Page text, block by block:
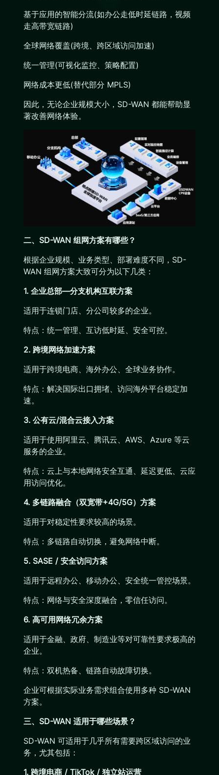
基于应用的智能分流(如办公走低时延链路，视频
走高带宽链路)
全球网络覆盖(跨境、跨区域访问加速)
统一管理(可视化监控、策略配置)
网络成本更低(替代部分 MPLS)
因此，无论企业规模大小，SD-WAN 都能帮助显
著改善网络体验。
二、SD-WAN 组网方案有哪些？
根据企业规模、业务类型、部署难度不同，SD-
WAN 组网方案大致可分为以下几类：
1. 企业总部—分支机构互联方案
适⽤于连锁⻔店、分公司较多的企业。
特点：统一管理、互访低时延、安全可控。
2. 跨境网络加速方案
适用于跨境电商、海外办公、全球业务协作。
特点：解决国际出口拥堵、访问海外平台稳定加
速。
3. 公有云/混合云接入方案
适用于使用阿里云、腾讯云、AWS、Azure 等云
服务的企业。
特点：云上与本地网络安全互通、延迟更低、云应
用访问优化。
4. 多链路融合（双宽带+4G/5G）方案
适用于对稳定性要求较高的场景。
特点：多链路自动切换，避免网络中断。
5. SASE / 安全访问方案
适用于远程办公、移动办公、安全统一管控场景。
特点：网络与安全深度融合，零信任访问。
6. 高可用网络冗余方案
适用于金融、政府、制造业等对可靠性要求极高的
企业。
特点：双机热备、链路自动故障切换。
企业可根据实际业务需求组合使用多种 SD-WAN
方案。
三、SD-WAN 适用于哪些场景？
SD-WAN 可适用于几乎所有需要跨区域访问的业
务，尤其包括：
1. 跨境电商 / TikTok / 独立站运营